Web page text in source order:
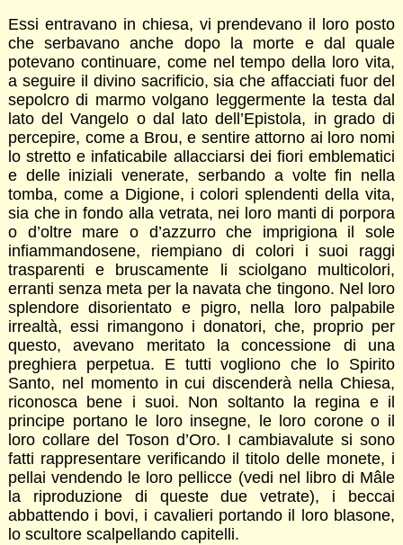
Essi entravano in chiesa, vi prendevano il loro posto
che serbavano anche dopo la morte e dal quale
potevano continuare, come nel tempo della loro vita,
a seguire il divino sacrificio, sia che affacciati fuor del
sepolcro di marmo volgano leggermente la testa dal
lato del Vangelo o dal lato dell’Epistola, in grado di
percepire, come a Brou, e sentire attorno ai loro nomi
lo stretto e infaticabile allacciarsi dei fiori emblematici
e delle iniziali venerate, serbando a volte fin nella
tomba, come a Digione, i colori splendenti della vita,
sia che in fondo alla vetrata, nei loro manti di porpora
o d’oltre mare o d’azzurro che imprigiona il sole
infiammandosene, riempiano di colori i suoi raggi
trasparenti e bruscamente li sciolgano multicolori,
erranti senza meta per la navata che tingono. Nel loro
splendore disorientato e pigro, nella loro palpabile
irrealtà, essi rimangono i donatori, che, proprio per
questo, avevano meritato la concessione di una
preghiera perpetua. E tutti vogliono che lo Spirito
Santo, nel momento in cui discenderà nella Chiesa,
riconosca bene i suoi. Non soltanto la regina e il
principe portano le loro insegne, le loro corone o il
loro collare del Toson d’Oro. I cambiavalute si sono
fatti rappresentare verificando il titolo delle monete, i
pellai vendendo le loro pellicce (vedi nel libro di Mâle
la riproduzione di queste due vetrate), i beccai
abbattendo i bovi, i cavalieri portando il loro blasone,
lo scultore scalpellando capitelli.